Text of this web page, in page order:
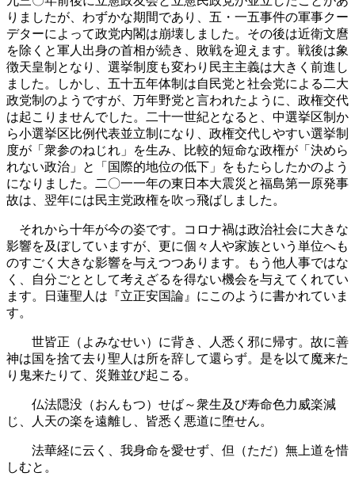
りましたが、わずかな期間であり、五・一五事件の軍事クー
デターによって政党内閣は崩壊しました。その後は近衛文麿
を除くと軍人出身の首相が続き、敗戦を迎えます。戦後は象
徴天皇制となり、選挙制度も変わり民主主義は大きく前進し
ました。しかし、五十五年体制は自民党と社会党による二大
政党制のようですが、万年野党と言われたように、政権交代
は起こりませんでした。二十一世紀となると、中選挙区制か
ら小選挙区比例代表並立制になり、政権交代しやすい選挙制
度が「衆参のねじれ」を生み、比較的短命な政権が「決めら
れない政治」と「国際的地位の低下」をもたらしたかのよう
になりました。二〇一一年の東日本大震災と福島第一原発事
故は、翌年には民主党政権を吹っ飛ばしました。
それから十年が今の姿です。コロナ禍は政治社会に大きな
影響を及ぼしていますが、更に個々人や家族という単位へも
のすごく大きな影響を与えつつあります。もう他人事ではな
く、自分ごととして考えざるを得ない機会を与えてくれてい
ます。日蓮聖人は『立正安国論』にこのように書かれていま
す。
世皆正（よみなせい）に背き、人悉く邪に帰す。故に善
神は国を捨て去り聖人は所を辞して還らず。是を以て魔来た
り鬼来たりて、災難並び起こる。
仏法隠没（おんもつ）せば～衆生及び寿命色力威楽減
じ、人天の楽を遠離し、皆悉く悪道に堕せん。
法華経に云く、我身命を愛せず、但（ただ）無上道を惜
しむと。